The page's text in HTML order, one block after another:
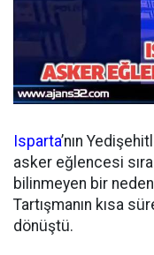
Isparta’nın
asker eğlencesi
bilinmeyen bir
Tartışmanın kısa
dönüştü.